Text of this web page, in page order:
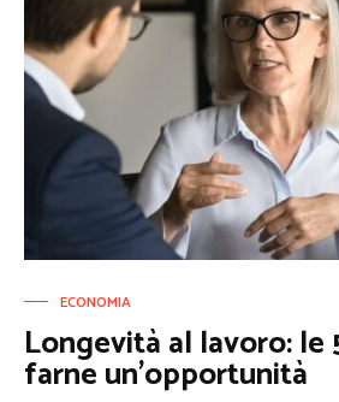
ECONOMIA
Longevità al lavoro: le
farne un’opportunità